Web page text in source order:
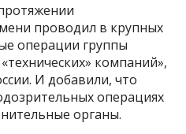
проводил в крупных
операции группы
компаний»,
И добавили, что
операциях
органы.